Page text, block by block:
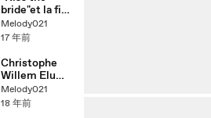
bride"et la fin
de concert /
Christophe
Melody021
17 年前
Christophe
Willem Elu
produit de
l'annee Le
Melody021
18 年前